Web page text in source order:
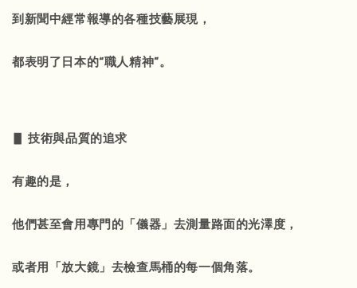
到新聞中經常報導的各種技藝展現，
都表明了日本的“職人精神”。
▋ 技術與品質的追求
有趣的是，
他們甚至會用專門的「儀器」去測量路面的光澤度，
或者用「放大鏡」去檢查馬桶的每一個角落。